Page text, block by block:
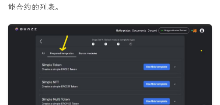
能合约的列表。